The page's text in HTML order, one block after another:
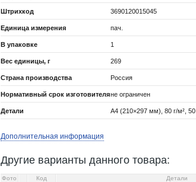
Штрихкод 3690120015045
Единица измерения пач.
В упаковке 1
Вес единицы, г 269
Страна производства Россия
Нормативный срок изготовителяне ограничен
Детали А4 (210×297 мм), 80 г/м²,
Дополнительная информация
Другие варианты данного товара:
Фото Код Детали